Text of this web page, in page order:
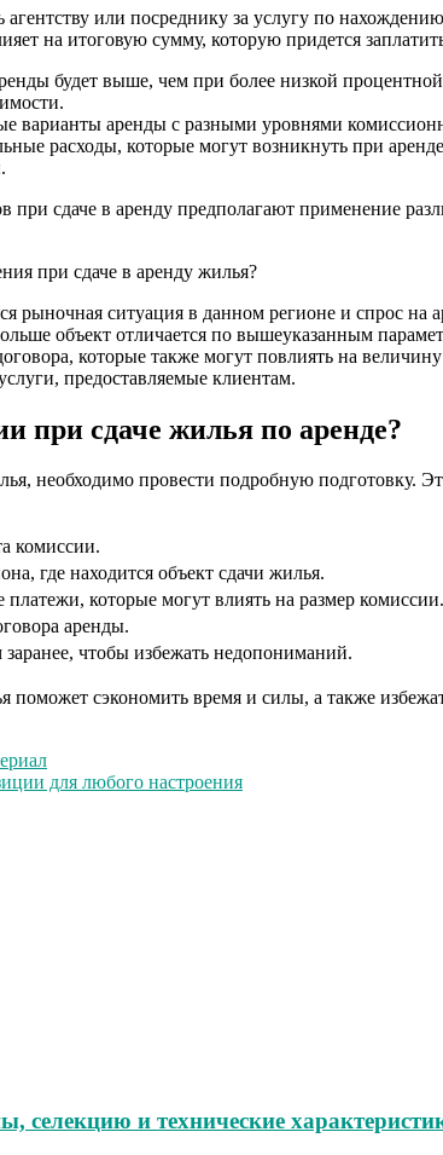
или посреднику за услугу по
на итоговую сумму, которую придется
будет выше, чем при более низкой
варианты аренды с разными уровнями
расходы, которые могут возникнуть при
сдаче в аренду предполагают применение
при сдаче в аренду жилья?
ситуация в данном регионе и спрос на
объект отличается по вышеуказанным
которые также могут повлиять на
предоставляемые клиентам.
при сдаче жилья по аренде?
необходимо провести подробную подготовку.
комиссии.
где находится объект сдачи жилья.
которые могут влиять на размер комиссии.
аренды.
чтобы избежать недопониманий.
поможет сэкономить время и силы, а также
для любого настроения
селекцию и технические